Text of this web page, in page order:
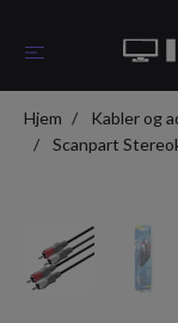
Hjem Kabler og
Scanpart